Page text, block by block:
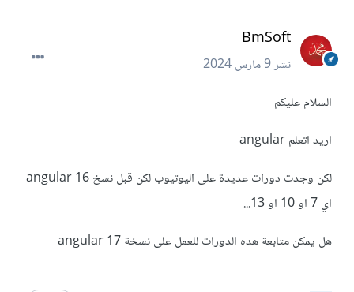
BmSoft
نشر9 مارس 2024
السلام عليكم
اريد اتعلم angular
لكن وجدت دورات عديدة على اليوتيوب لكن قبل نسخ angular 16
اي 7 او 10 او 13...
هل يمكن متابعة هده الدورات للعمل على نسخة angular 17